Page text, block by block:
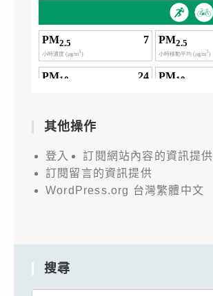
其他操作
登入
訂閱網站內容的資訊提供
訂閱留言的資訊提供
WordPress.org 台灣繁體中文
搜尋